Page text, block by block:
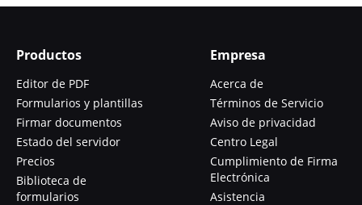
Productos
Editor de PDF
Formularios y plantillas
Firmar documentos
Estado del servidor
Precios
Biblioteca de
formularios
Empresa
Acerca de
Términos de Servicio
Aviso de privacidad
Centro Legal
Cumplimiento de Firma
Electrónica
Asistencia